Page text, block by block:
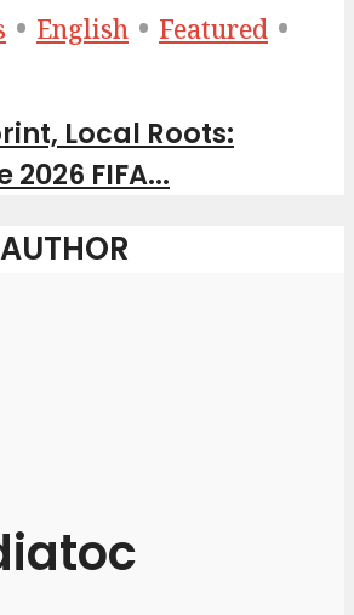
• English • Featured •
Local Roots:
FIFA...